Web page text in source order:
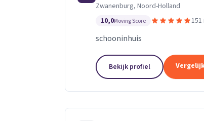
technieken en een
Zwanenburg, Noord-Holland
10,0Moving Score
schooninhuis
Bekijk profiel